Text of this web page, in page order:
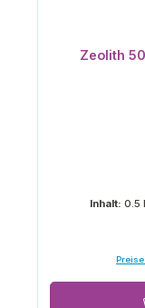
Zeolith
Inhalt: 0.5